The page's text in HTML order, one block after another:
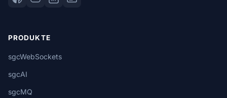
PRODUKTE
sgcWebSockets
sgcAI
sgcMQ